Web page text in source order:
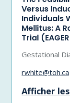
Versus
Individuals
Mellitus: A
Trial
Gestational
rwhite@toh.ca
Afficher les